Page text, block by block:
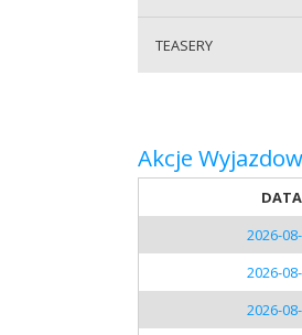
TEASERY
Akcje
DATA
2026-
2026-
2026-